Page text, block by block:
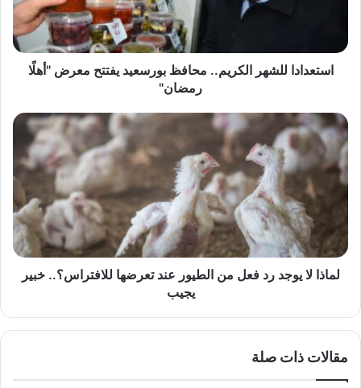
رمضان"
استعدادا للشهر الكريم.. محافظ بورسعيد يفتتح معرض "أهلًا
رمضان"
لماذا
يوجد
رد
فعل
عند
تعرضها
للافتراس؟..
لماذا لا يوجد رد فعل من الطيور عند تعرضها للافتراس؟.. خبير
يجيب
مقالات ذات صلة